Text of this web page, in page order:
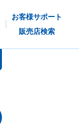
お客様サポート
販売店検索